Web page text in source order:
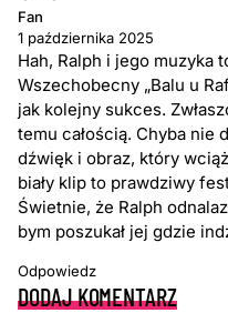
Fan
1 października 2025
Hah, Ralph i jego muzyka
Wszechobecny „Balu u
jak kolejny sukces.
temu całością. Chyba nie
dźwięk i obraz, który
biały klip to prawdziwy
Świetnie, że Ralph
bym poszukał jej gdzie
Odpowiedz
DODAJ KOMENTARZ